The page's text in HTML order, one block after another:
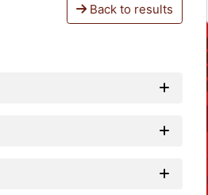
Back to results